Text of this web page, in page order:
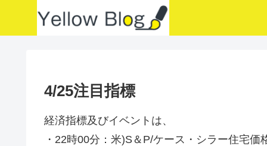
4/25注目指標
経済指標及びイベントは、
・22時00分：米)S＆P/ケース・シラー住宅価